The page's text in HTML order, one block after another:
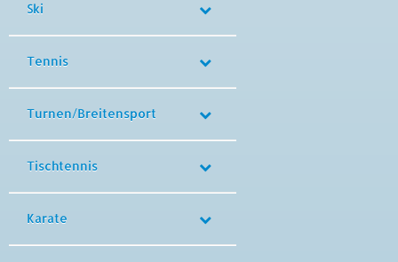
Ski
Tennis
Turnen/Breitensport
Tischtennis
Karate